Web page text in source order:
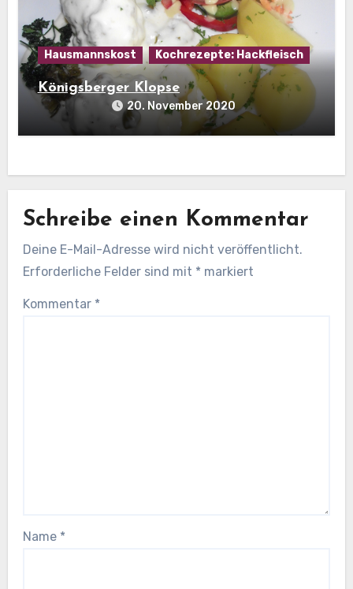
Hausmannskost Kochrezepte: Hackfleisch
Königsberger Klopse
20. November 2020
Schreibe einen Kommentar
Deine E-Mail-Adresse wird nicht veröffentlicht.
Erforderliche Felder sind mit * markiert
Kommentar *
Name *